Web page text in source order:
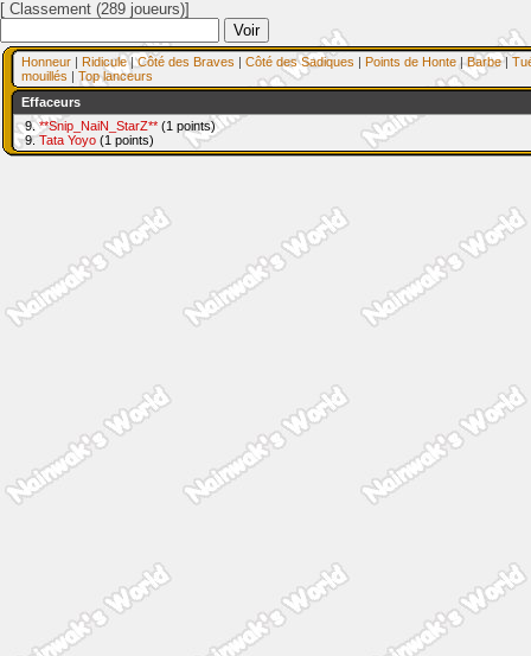
[ Classement (289 joueurs)]
Honneur | Ridicule|Côté des Braves | Côté des Sadiques | Points de Honte |Barbe|
mouillés | Top lanceurs
Effaceurs
9.**Snip_NaiN_StarZ** (1 points)
9.Tata Yoyo (1 points)